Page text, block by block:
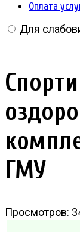
Оплата
Для
ГМУ
Просмотров: